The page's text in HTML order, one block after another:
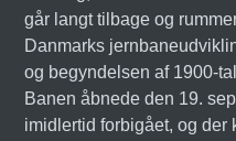
går langt tilbage og
Danmarks
og begyndelsen af 1900-
Banen åbnede den 19.
imidlertid forbigået, og der